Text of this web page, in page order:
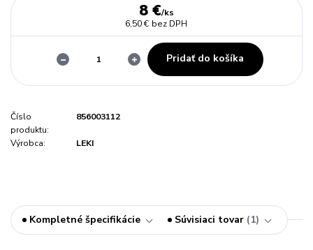
8 €/ks
6,50 € bez DPH
Pridať do košíka
Číslo
produktu:
856003112
Výrobca: LEKI
Kompletné špecifikácie Súvisiaci tovar 1